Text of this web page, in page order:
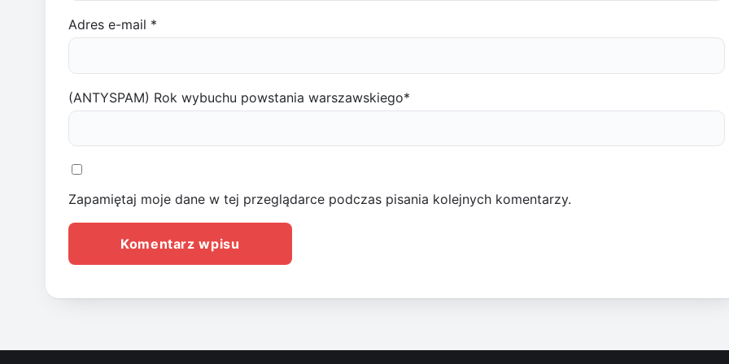
Adres e-mail *
(ANTYSPAM) Rok wybuchu powstania warszawskiego*
Zapamiętaj moje dane w tej przeglądarce podczas pisania kolejnych komentarzy.